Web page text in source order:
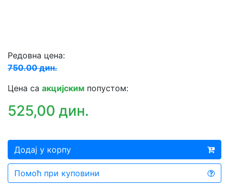
Редовна цена:
750.00 дин.
Цена са акцијским попустом:
525,00 дин.
Додај у корпу
Помоћ при куповини